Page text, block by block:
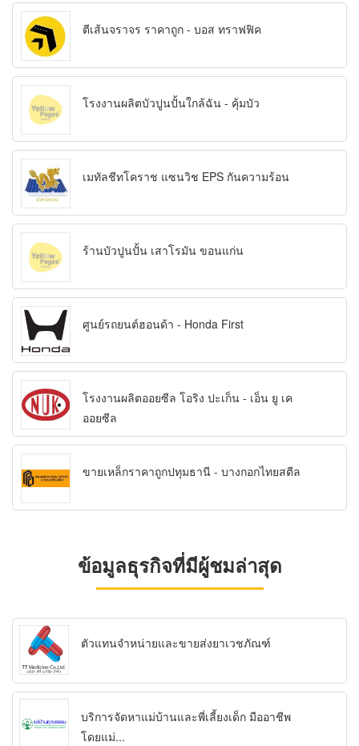
ตีเส้นจราจร ราคาถูก - บอส ทราฟฟิค
โรงงานผลิตบัวปูนปั้นใกล้ฉัน - คุ้มบัว
เมทัลชีทโคราช แซนวิช EPS กันความร้อน
ร้านบัวปูนปั้น เสาโรมัน ขอนแก่น
ศูนย์รถยนต์ฮอนด้า - Honda First
โรงงานผลิตออยซีล โอริง ปะเก็น - เอ็น ยู เค
ออยซีล
ขายเหล็กราคาถูกปทุมธานี - บางกอกไทยสตีล
ข้อมูลธุรกิจที่มีผู้ชมล่าสุด
ตัวแทนจำหน่ายและขายส่งยาเวชภัณฑ์
บริการจัดหาแม่บ้านและพี่เลี้ยงเด็ก มืออาชีพ
โดยแม่...